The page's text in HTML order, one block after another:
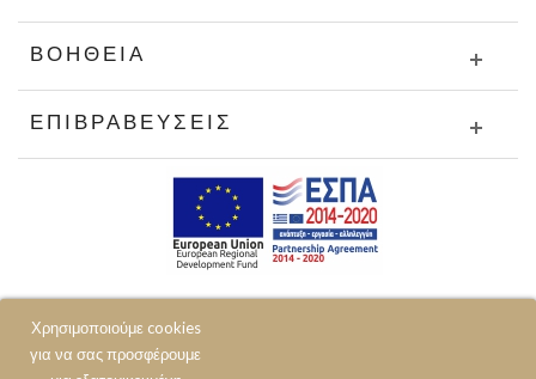
Χρησιμοποιούμε cookies
για να σας προσφέρουμε
ΒΟΉΘΕΙΑ
ΕΠΙΒΡΑΒΕΎΣΕΙΣ